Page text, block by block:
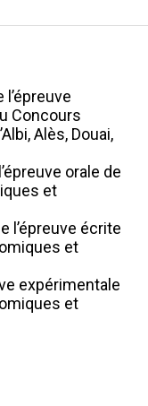
Concours
Alès, Douai,
orale de
et
l’épreuve écrite
et
expérimentale
et